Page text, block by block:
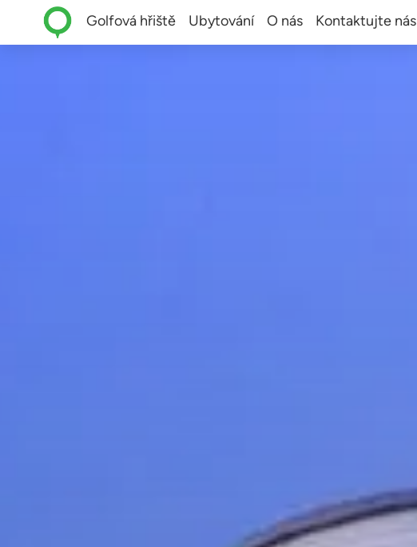
Golfová hřiště Ubytování O nás Kontaktujte nás